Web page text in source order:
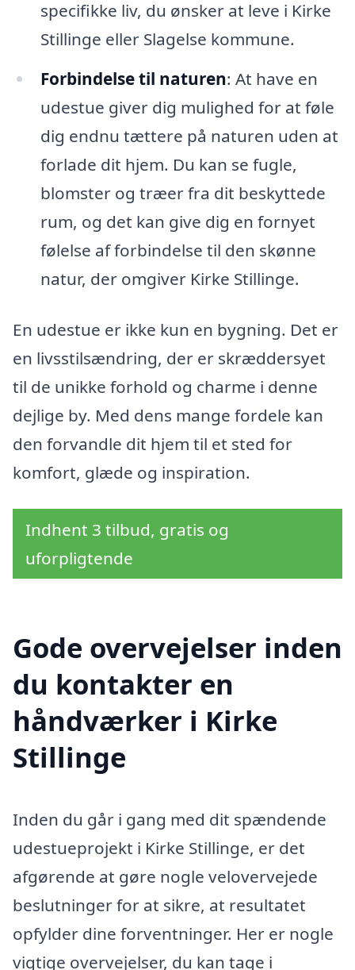
specifikke liv, du ønsker at leve i Kirke
Stillinge eller Slagelse kommune.
Forbindelse til naturen: At have en
udestue giver dig mulighed for at føle
dig endnu tættere på naturen uden at
forlade dit hjem. Du kan se fugle,
blomster og træer fra dit beskyttede
rum, og det kan give dig en fornyet
følelse af forbindelse til den skønne
natur, der omgiver Kirke Stillinge.
En udestue er ikke kun en bygning. Det er
en livsstilsændring, der er skræddersyet
til de unikke forhold og charme i denne
dejlige by. Med dens mange fordele kan
den forvandle dit hjem til et sted for
komfort, glæde og inspiration.
Indhent 3 tilbud, gratis og
uforpligtende
Gode overvejelser inden
du kontakter en
håndværker i Kirke
Stillinge
Inden du går i gang med dit spændende
udestueprojekt i Kirke Stillinge, er det
afgørende at gøre nogle velovervejede
beslutninger for at sikre, at resultatet
opfylder dine forventninger. Her er nogle
vigtige overvejelser, du kan tage i